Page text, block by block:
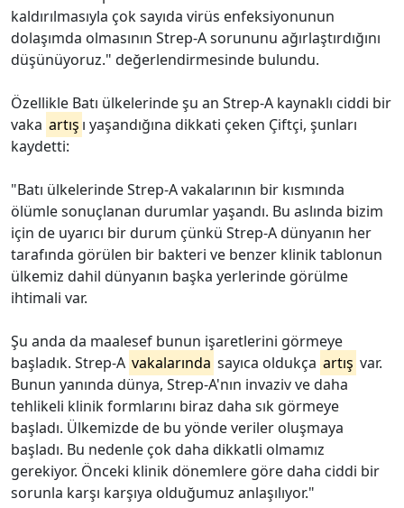
kaldırılmasıyla çok sayıda virüs enfeksiyonunun
dolaşımda olmasının Strep-A sorununu ağırlaştırdığını
düşünüyoruz." değerlendirmesinde bulundu.
Özellikle Batı ülkelerinde şu an Strep-A kaynaklı ciddi bir
vaka artış ı yaşandığına dikkati çeken Çiftçi, şunları
kaydetti:
"Batı ülkelerinde Strep-A vakalarının bir kısmında
ölümle sonuçlanan durumlar yaşandı. Bu aslında bizim
için de uyarıcı bir durum çünkü Strep-A dünyanın her
tarafında görülen bir bakteri ve benzer klinik tablonun
ülkemiz dahil dünyanın başka yerlerinde görülme
ihtimali var.
Şu anda da maalesef bunun işaretlerini görmeye
başladık. Strep-A vakalarında sayıca oldukça artış var.
Bunun yanında dünya, Strep-A'nın invaziv ve daha
tehlikeli klinik formlarını biraz daha sık görmeye
başladı. Ülkemizde de bu yönde veriler oluşmaya
başladı. Bu nedenle çok daha dikkatli olmamız
gerekiyor. Önceki klinik dönemlere göre daha ciddi bir
sorunla karşı karşıya olduğumuz anlaşılıyor."